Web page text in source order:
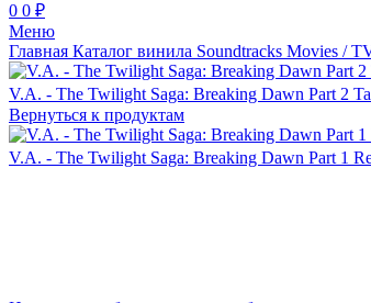
0 0 ₽
Меню
Главная Каталог винила Soundtracks Movies /
V.A. - The Twilight Saga: Breaking Dawn Part 2
Вернуться к продуктам
V.A. - The Twilight Saga: Breaking Dawn Part 1